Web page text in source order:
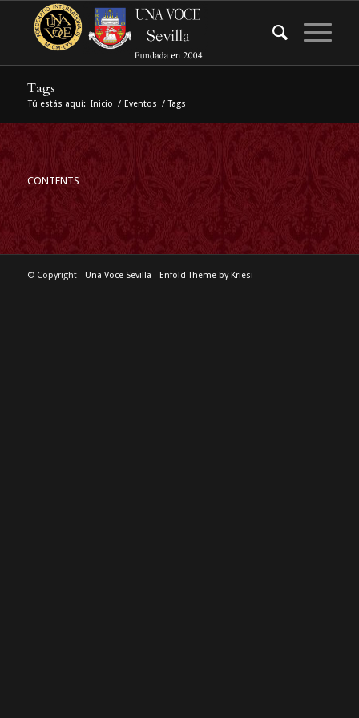
Tags
Tú estás aquí: Inicio / Eventos / Tags
CONTENTS
© Copyright - Una Voce Sevilla - Enfold Theme by Kriesi